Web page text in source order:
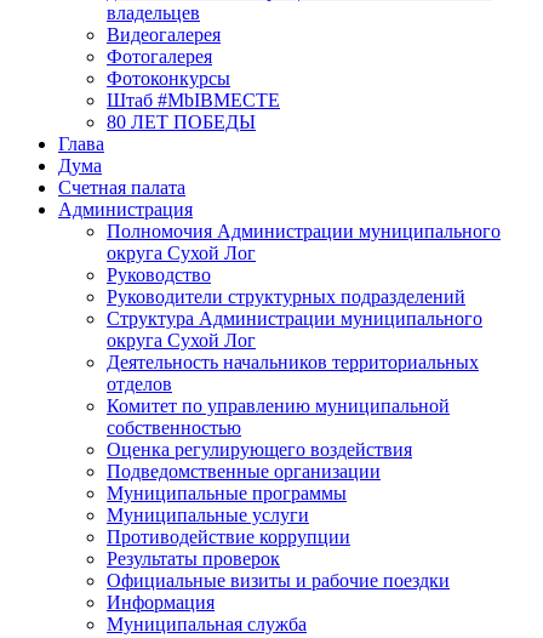
владельцев
Видеогалерея
Фотогалерея
Фотоконкурсы
Штаб #MbIBMECTE
80 ЛЕТ ПОБЕДЫ
Глава
Дума
Счетная палата
Администрация
Полномочия Администрации муниципального
округа Сухой Лог
Руководство
Руководители структурных подразделений
Структура Администрации муниципального
округа Сухой Лог
Деятельность начальников территориальных
отделов
Комитет по управлению муниципальной
собственностью
Оценка регулирующего воздействия
Подведомственные организации
Муниципальные программы
Муниципальные услуги
Противодействие коррупции
Результаты проверок
Официальные визиты и рабочие поездки
Информация
Муниципальная служба